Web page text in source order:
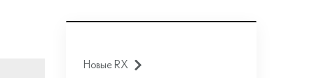
Новые RX